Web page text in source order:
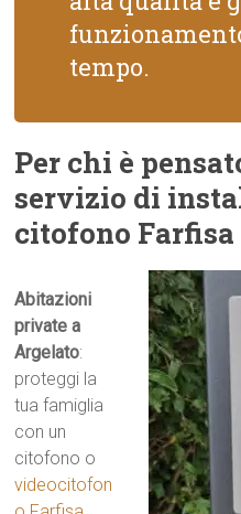
tempo.
Per chi è
servizio di
citofono
Abitazioni
private a
Argelato:
proteggi la
tua famiglia
con un
citofono o
videocitofon